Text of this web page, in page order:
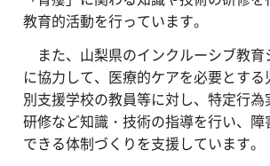
教育的活動を行っています。
また、山梨県のインクルーシブ教育
に協力して、医療的ケアを必要とす
別支援学校の教員等に対し、特定行
研修など知識・技術の指導を行い、
できる体制づくりを支援しています。